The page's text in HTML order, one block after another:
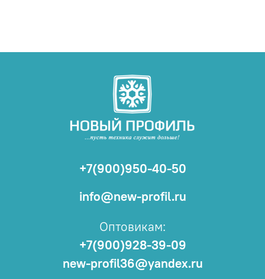
+7(900)950-40-50
info@new-profil.ru
Оптовикам:
+7(900)928-39-09
new-profil36@yandex.ru